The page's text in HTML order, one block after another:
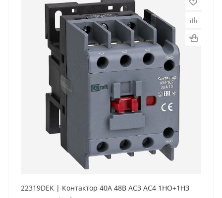
22319DEK | Контактор 40А 48В АС3 АС4 1НО+1НЗ